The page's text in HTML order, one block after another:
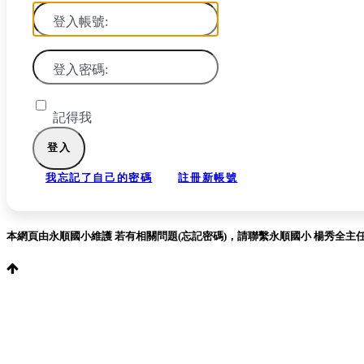
登入帳號:
登入密碼:
記得我
我忘記了自己的密碼 註冊新帳號
本網頁由永順國小維護 若有相關問題(忘記密碼)，請聯繫永順國小 楊秀全主